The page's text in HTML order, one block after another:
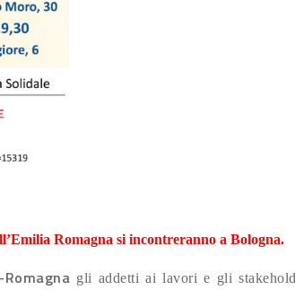
Romagna si incontreranno a Bologna.
gli addetti ai lavori e gli